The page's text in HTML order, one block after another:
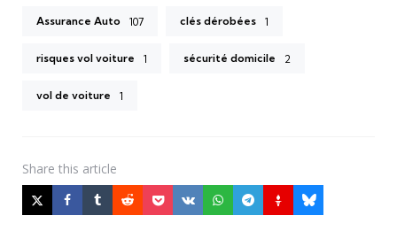
Assurance Auto 107 clés dérobées 1
risques vol voiture 1 sécurité domicile 2
vol de voiture 1
Share this article